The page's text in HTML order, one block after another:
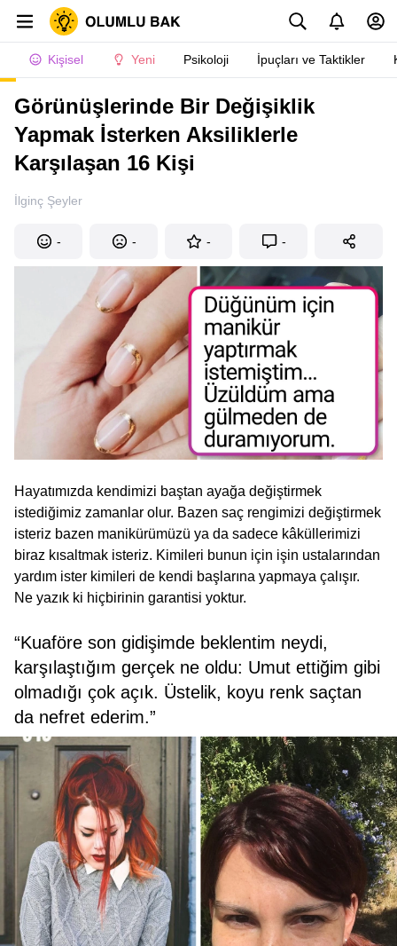
Kişisel Yeni Psikoloji İpuçları ve Taktikler
Görünüşlerinde Bir Değişiklik
Yapmak İsterken Aksiliklerle
Karşılaşan 16 Kişi
İlginç Şeyler
- - - -
Hayatımızda kendimizi baştan ayağa değiştirmek
istediğimiz zamanlar olur. Bazen saç rengimizi değiştirmek
isteriz bazen manikürümüzü ya da sadece kâküllerimizi
biraz kısaltmak isteriz. Kimileri bunun için işin ustalarından
yardım ister kimileri de kendi başlarına yapmaya çalışır.
Ne yazık ki hiçbirinin garantisi yoktur.
“Kuaföre son gidişimde beklentim neydi,
karşılaştığım gerçek ne oldu: Umut ettiğim gibi
olmadığı çok açık. Üstelik, koyu renk saçtan
da nefret ederim.”